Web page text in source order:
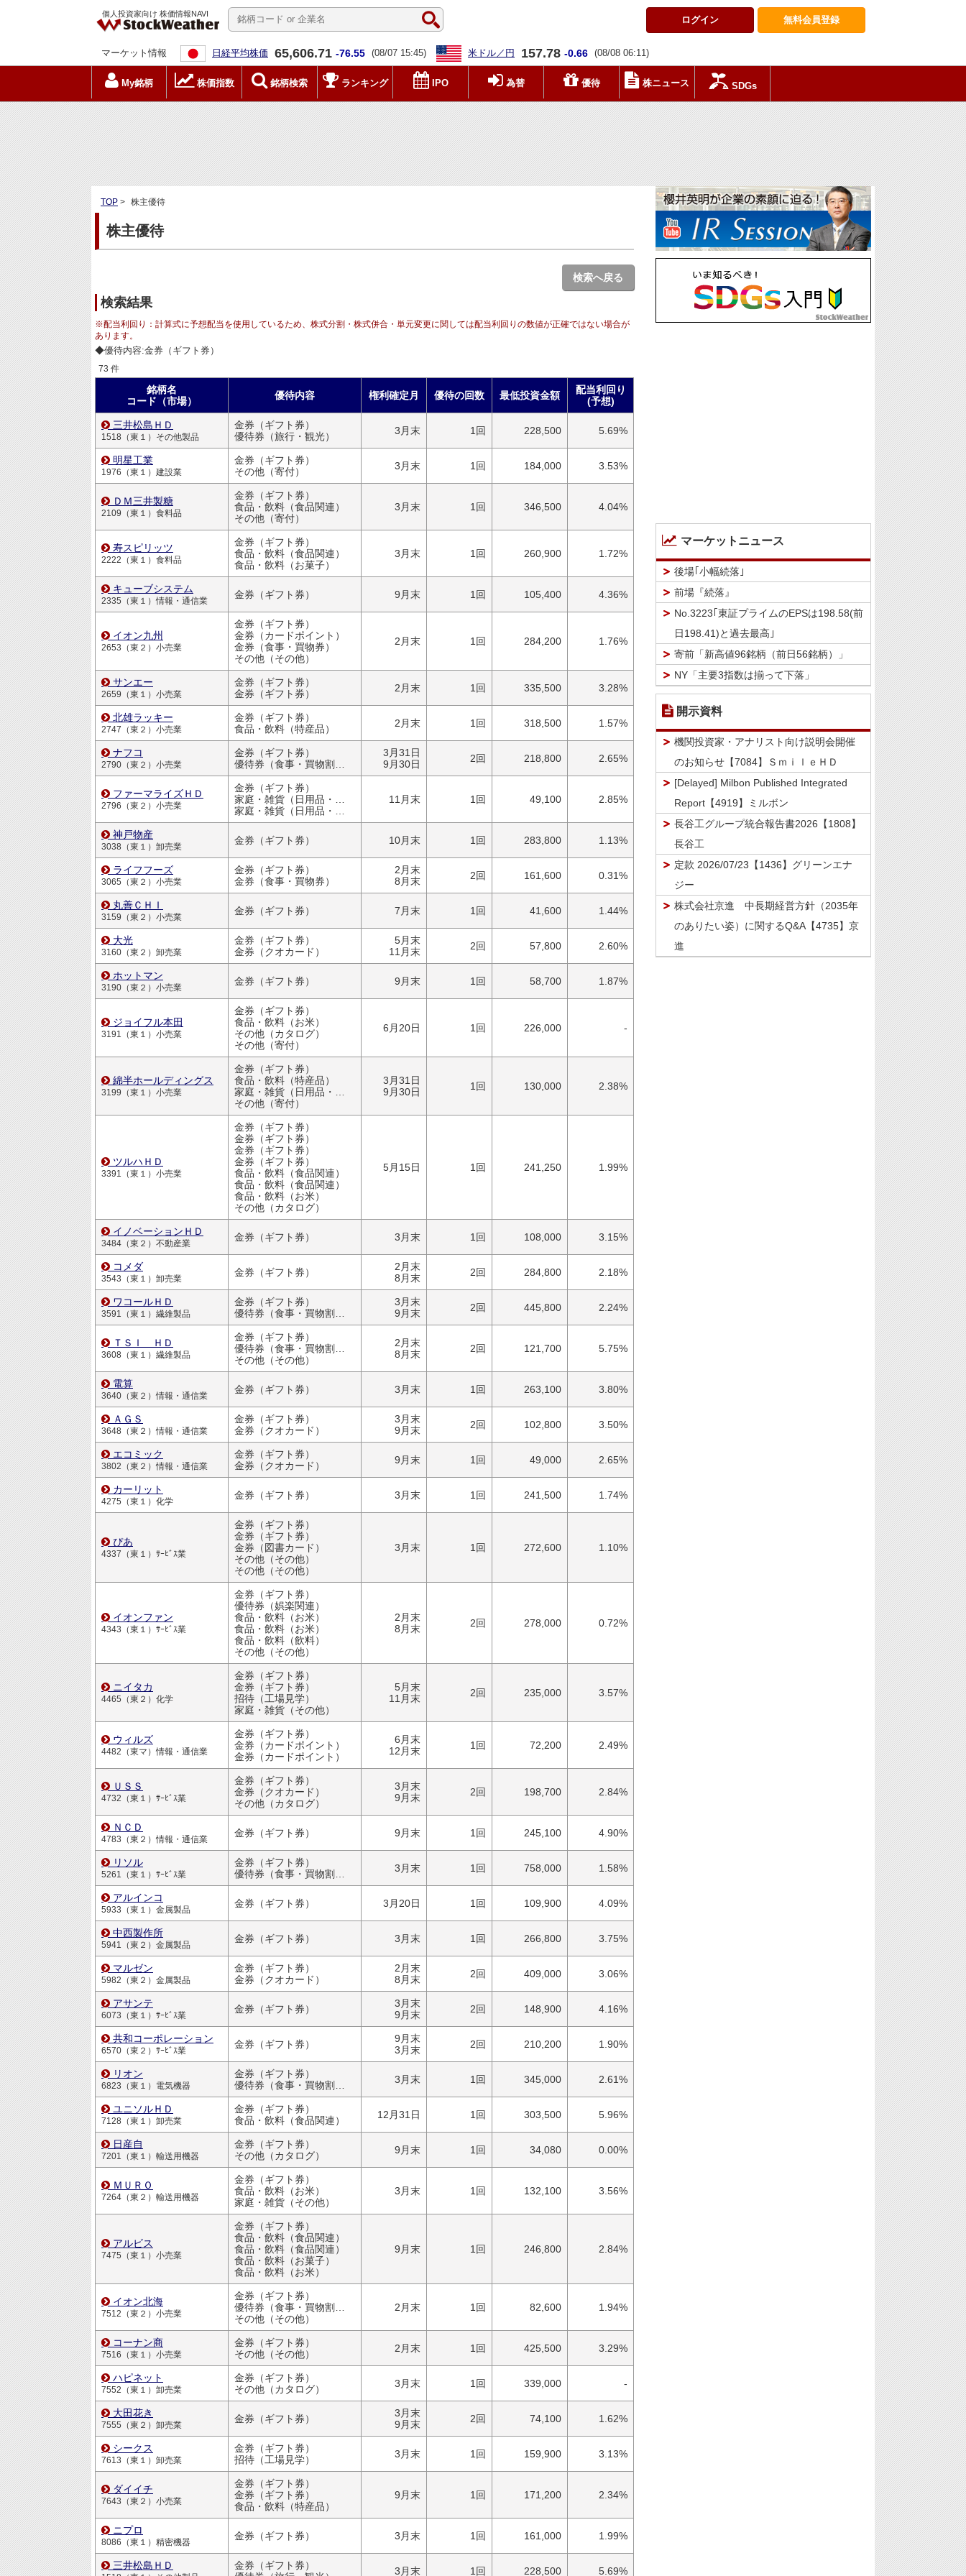
個人投資家向け 株価情報NAVI
無料会員登録
ログイン
マーケット情報 日経平均株価 65,606.71 -76.55 (08/07 15:45) 米ドル／円 157.78 -0.66 (08/08 06:11)
My銘柄 株価指数 銘柄検索 ランキング IPO 為替 優待 株ニュース SDGs
TOP > 株主優待
株主優待
検索へ戻る
検索結果
※配当利回り：計算式に予想配当を使用しているため、株式分割・株式併合・単元変更に関しては配当利回りの数値が正確ではない場合が
あります。
◆優待内容:金券（ギフト券）
73 件
銘柄名
コード（市場）
優待内容 権利確定月 優待の回数 最低投資金額
配当利回り
(予想)
三井松島ＨＤ
1518（東１）その他製品
金券（ギフト券）
優待券（旅行・観光）
3月末 1回 228,500 5.69%
明星工業
1976（東１）建設業
金券（ギフト券）
その他（寄付）
3月末 1回 184,000 3.53%
ＤＭ三井製糖
2109（東１）食料品
金券（ギフト券）
食品・飲料（食品関連）
その他（寄付）
3月末 1回 346,500 4.04%
寿スピリッツ
2222（東１）食料品
金券（ギフト券）
食品・飲料（食品関連）
食品・飲料（お菓子）
3月末 1回 260,900 1.72%
キューブシステム
2335（東１）情報・通信業
金券（ギフト券） 9月末 1回 105,400 4.36%
イオン九州
2653（東２）小売業
金券（ギフト券）
金券（カードポイント）
金券（食事・買物券）
その他（その他）
2月末 1回 284,200 1.76%
サンエー
2659（東１）小売業
金券（ギフト券）
金券（ギフト券）
2月末 1回 335,500 3.28%
北雄ラッキー
2747（東２）小売業
金券（ギフト券）
食品・飲料（特産品）
2月末 1回 318,500 1.57%
ナフコ
2790（東２）小売業
金券（ギフト券）
優待券（食事・買物割引券）
3月31日
9月30日
2回 218,800 2.65%
ファーマライズＨＤ
2796（東２）小売業
金券（ギフト券）
家庭・雑貨（日用品・文房具）
家庭・雑貨（日用品・文房具）
11月末 1回 49,100 2.85%
神戸物産
3038（東１）卸売業
金券（ギフト券） 10月末 1回 283,800 1.13%
ライフフーズ
3065（東２）小売業
金券（ギフト券）
金券（食事・買物券）
2月末
8月末
2回 161,600 0.31%
丸善ＣＨＩ
3159（東２）小売業
金券（ギフト券） 7月末 1回 41,600 1.44%
大光
3160（東２）卸売業
金券（ギフト券）
金券（クオカード）
5月末
11月末
2回 57,800 2.60%
ホットマン
3190（東２）小売業
金券（ギフト券） 9月末 1回 58,700 1.87%
ジョイフル本田
3191（東１）小売業
金券（ギフト券）
食品・飲料（お米）
その他（カタログ）
その他（寄付）
6月20日 1回 226,000 -
綿半ホールディングス
3199（東１）小売業
金券（ギフト券）
食品・飲料（特産品）
家庭・雑貨（日用品・文房具）
その他（寄付）
3月31日
9月30日
1回 130,000 2.38%
ツルハＨＤ
3391（東１）小売業
金券（ギフト券）
金券（ギフト券）
金券（ギフト券）
金券（ギフト券）
食品・飲料（食品関連）
食品・飲料（食品関連）
食品・飲料（お米）
その他（カタログ）
5月15日 1回 241,250 1.99%
イノベーションＨＤ
3484（東２）不動産業
金券（ギフト券） 3月末 1回 108,000 3.15%
コメダ
3543（東１）卸売業
金券（ギフト券）
2月末
8月末
2回 284,800 2.18%
ワコールＨＤ
3591（東１）繊維製品
金券（ギフト券）
優待券（食事・買物割引券）
3月末
9月末
2回 445,800 2.24%
ＴＳＩ ＨＤ
3608（東１）繊維製品
金券（ギフト券）
優待券（食事・買物割引券）
その他（その他）
2月末
8月末
2回 121,700 5.75%
電算
3640（東２）情報・通信業
金券（ギフト券） 3月末 1回 263,100 3.80%
ＡＧＳ
3648（東２）情報・通信業
金券（ギフト券）
金券（クオカード）
3月末
9月末
2回 102,800 3.50%
エコミック
3802（東２）情報・通信業
金券（ギフト券）
金券（クオカード）
9月末 1回 49,000 2.65%
カーリット
4275（東１）化学
金券（ギフト券） 3月末 1回 241,500 1.74%
ぴあ
4337（東１）ｻｰﾋﾞｽ業
金券（ギフト券）
金券（ギフト券）
金券（図書カード）
その他（その他）
その他（その他）
3月末 1回 272,600 1.10%
イオンファン
4343（東１）ｻｰﾋﾞｽ業
金券（ギフト券）
優待券（娯楽関連）
食品・飲料（お米）
食品・飲料（お米）
食品・飲料（飲料）
その他（その他）
2月末
8月末
2回 278,000 0.72%
ニイタカ
4465（東２）化学
金券（ギフト券）
金券（ギフト券）
招待（工場見学）
家庭・雑貨（その他）
5月末
11月末
2回 235,000 3.57%
ウィルズ
4482（東マ）情報・通信業
金券（ギフト券）
金券（カードポイント）
金券（カードポイント）
6月末
12月末
1回 72,200 2.49%
ＵＳＳ
4732（東１）ｻｰﾋﾞｽ業
金券（ギフト券）
金券（クオカード）
その他（カタログ）
3月末
9月末
2回 198,700 2.84%
ＮＣＤ
4783（東２）情報・通信業
金券（ギフト券） 9月末 1回 245,100 4.90%
リソル
5261（東１）ｻｰﾋﾞｽ業
金券（ギフト券）
優待券（食事・買物割引券）
3月末 1回 758,000 1.58%
アルインコ
5933（東１）金属製品
金券（ギフト券） 3月20日 1回 109,900 4.09%
中西製作所
5941（東２）金属製品
金券（ギフト券） 3月末 1回 266,800 3.75%
マルゼン
5982（東２）金属製品
金券（ギフト券）
金券（クオカード）
2月末
8月末
2回 409,000 3.06%
アサンテ
6073（東１）ｻｰﾋﾞｽ業
金券（ギフト券）
3月末
9月末
2回 148,900 4.16%
共和コーポレーション
6570（東２）ｻｰﾋﾞｽ業
金券（ギフト券）
9月末
3月末
2回 210,200 1.90%
リオン
6823（東１）電気機器
金券（ギフト券）
優待券（食事・買物割引券）
3月末 1回 345,000 2.61%
ユニソルＨＤ
7128（東１）卸売業
金券（ギフト券）
食品・飲料（食品関連）
12月31日 1回 303,500 5.96%
日産自
7201（東１）輸送用機器
金券（ギフト券）
その他（カタログ）
9月末 1回 34,080 0.00%
ＭＵＲＯ
7264（東２）輸送用機器
金券（ギフト券）
食品・飲料（お米）
家庭・雑貨（その他）
3月末 1回 132,100 3.56%
アルビス
7475（東１）小売業
金券（ギフト券）
食品・飲料（食品関連）
食品・飲料（食品関連）
食品・飲料（お菓子）
食品・飲料（お米）
9月末 1回 246,800 2.84%
イオン北海
7512（東２）小売業
金券（ギフト券）
優待券（食事・買物割引券）
その他（その他）
2月末 1回 82,600 1.94%
コーナン商
7516（東１）小売業
金券（ギフト券）
その他（その他）
2月末 1回 425,500 3.29%
ハピネット
7552（東１）卸売業
金券（ギフト券）
その他（カタログ）
3月末 1回 339,000 -
大田花き
7555（東２）卸売業
金券（ギフト券）
3月末
9月末
2回 74,100 1.62%
シークス
7613（東１）卸売業
金券（ギフト券）
招待（工場見学）
3月末 1回 159,900 3.13%
ダイイチ
7643（東２）小売業
金券（ギフト券）
金券（ギフト券）
食品・飲料（特産品）
9月末 1回 171,200 2.34%
ニプロ
8086（東１）精密機器
金券（ギフト券） 3月末 1回 161,000 1.99%
三井松島ＨＤ
金券（ギフト券）
3月末 1回 228,500 5.69%
マーケットニュース
後場｢小幅続落｣
前場『続落』
No.3223｢東証プライムのEPSは198.58(前
日198.41)と過去最高｣
寄前「新高値96銘柄（前日56銘柄）」
NY「主要3指数は揃って下落」
開示資料
機関投資家・アナリスト向け説明会開催
のお知らせ【7084】ＳｍｉｌｅＨＤ
[Delayed] Milbon Published Integrated
Report【4919】ミルボン
長谷工グループ統合報告書2026【1808】
長谷工
定款 2026/07/23【1436】グリーンエナ
ジー
株式会社京進 中長期経営方針（2035年
のありたい姿）に関するQ&A【4735】京
進